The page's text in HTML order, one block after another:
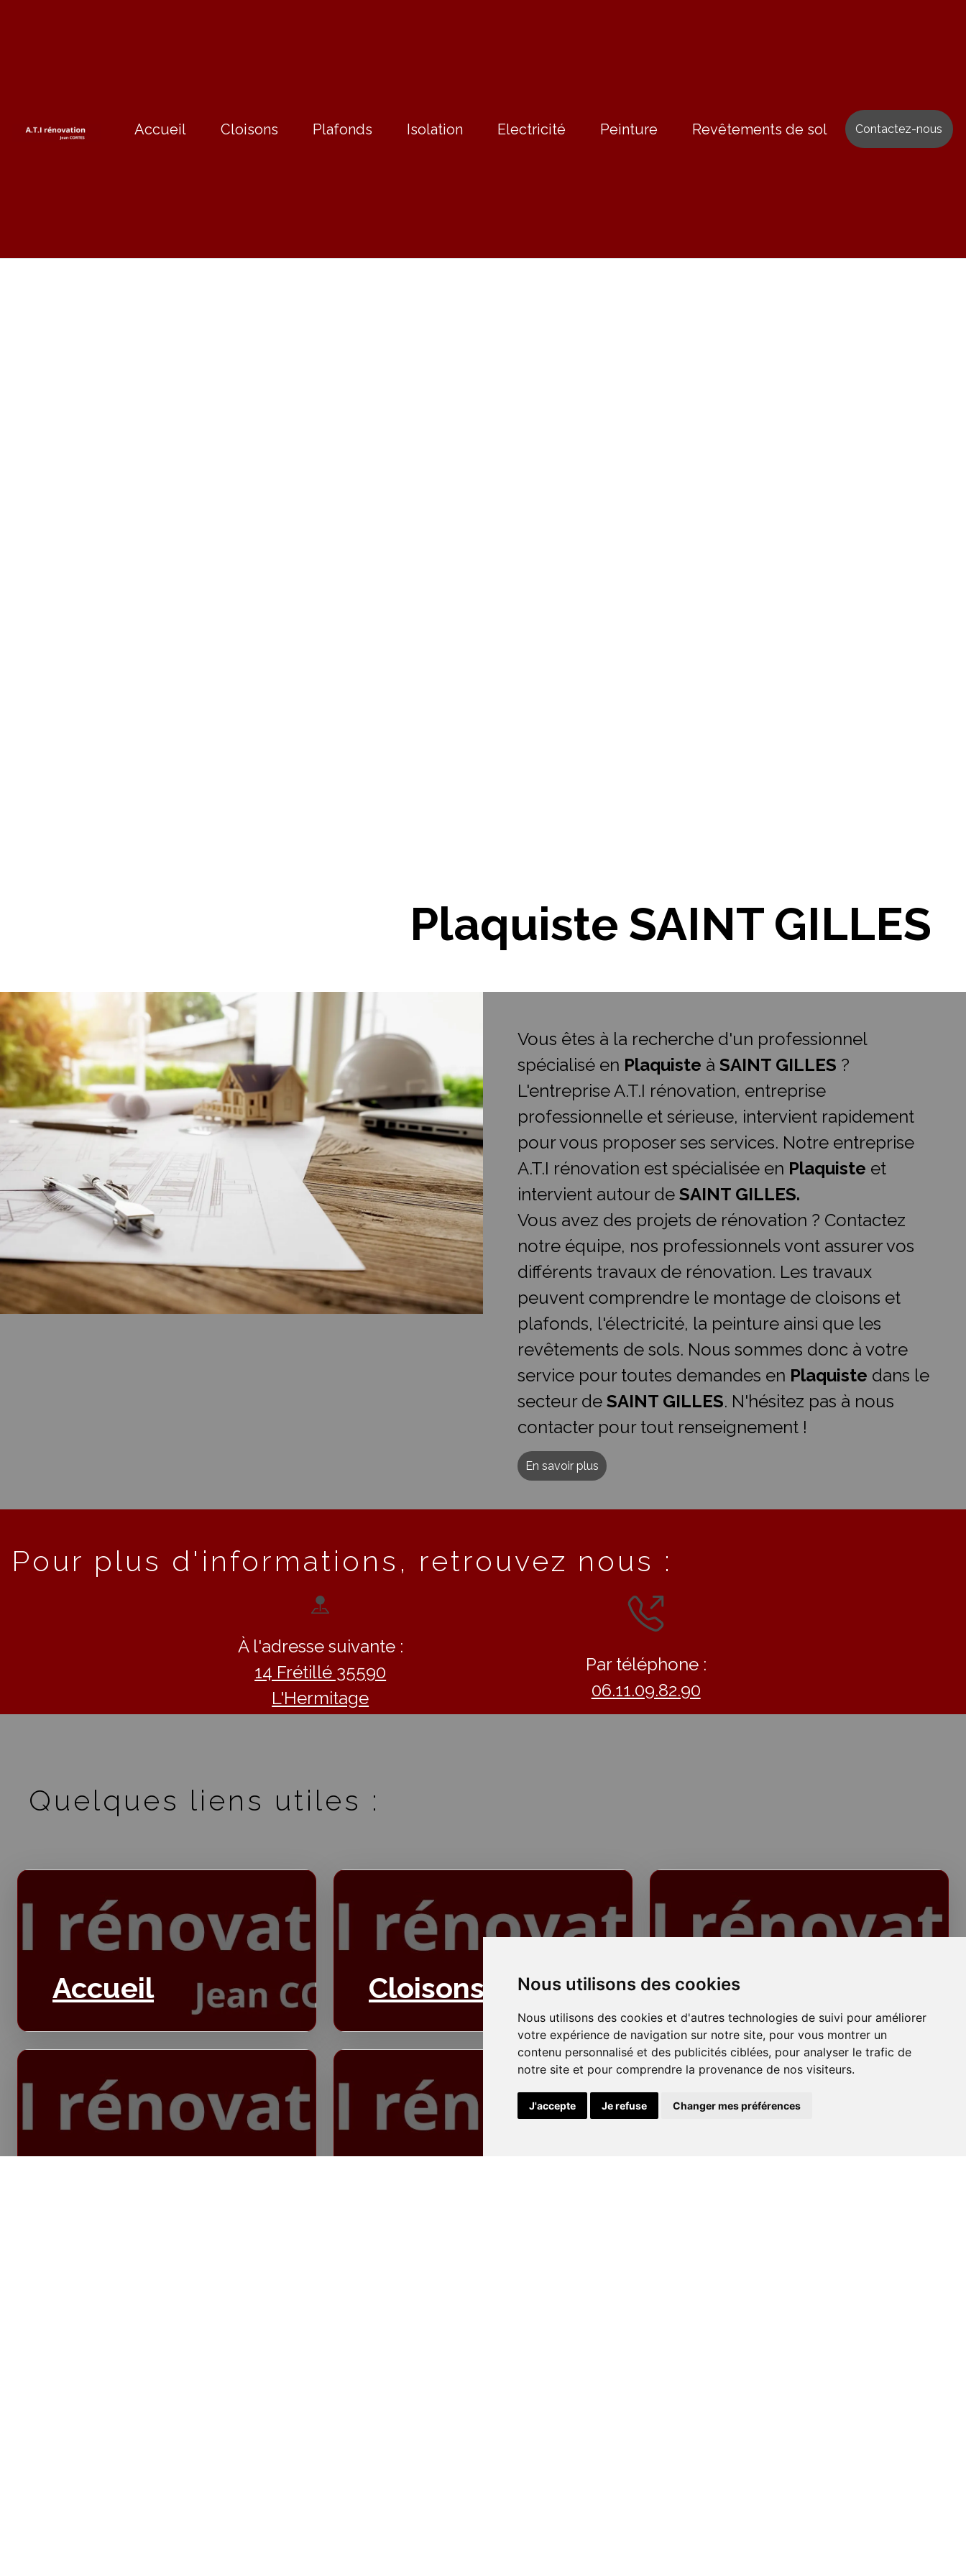
Nous utilisons des cookies
Nous utilisons des cookies et d'autres technologies de suivi pour améliorer
votre expérience de navigation sur notre site, pour vous montrer un
contenu personnalisé et des publicités ciblées, pour analyser le trafic de
notre site et pour comprendre la provenance de nos visiteurs.
J'accepte Je refuse Changer mes préférences
Accueil Cloisons Plafonds Isolation Electricité Peinture Revêtements de sol Contactez-nous
Plaquiste SAINT GILLES
Vous êtes à la recherche d'un professionnel
spécialisé en Plaquiste à SAINT GILLES ?
L'entreprise A.T.I rénovation, entreprise
professionnelle et sérieuse, intervient rapidement
pour vous proposer ses services. Notre entreprise
A.T.I rénovation est spécialisée en Plaquiste et
intervient autour de SAINT GILLES.
Vous avez des projets de rénovation ? Contactez
notre équipe, nos professionnels vont assurer vos
différents travaux de rénovation. Les travaux
peuvent comprendre le montage de cloisons et
plafonds, l'électricité, la peinture ainsi que les
revêtements de sols. Nous sommes donc à votre
service pour toutes demandes en Plaquiste dans le
secteur de SAINT GILLES. N'hésitez pas à nous
contacter pour tout renseignement !
En savoir plus
Pour plus d'informations, retrouvez nous :
À l'adresse suivante :
14 Frétillé 35590
L'Hermitage
Par téléphone :
06.11.09.82.90
Quelques liens utiles :
Accueil Cloisons Plafonds
Isolation Electricité